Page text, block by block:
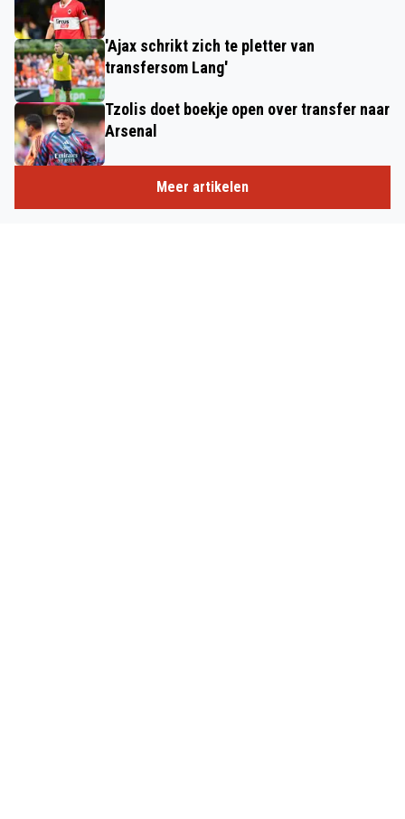
'Ajax schrikt zich te pletter van
transfersom Lang'
Tzolis doet boekje open over transfer naar
Arsenal
Meer artikelen